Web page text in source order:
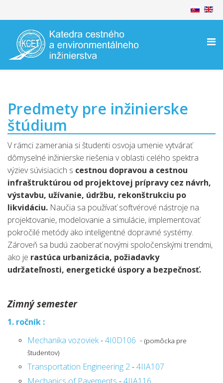
Predmety pre inžinierske
štúdium
V rámci zamerania si študenti osvoja umenie vytvárať
dômyselné inžinierske riešenia v oblasti celého spektra
výziev súvisiacich s cestnou dopravou a cestnou
infraštruktúrou od projektovej prípravy cez návrh,
výstavbu, užívanie, údržbu, rekonštrukciu po
likvidáciu. Naučia sa používať softvérové nástroje na
projektovanie, modelovanie a simulácie, implementovať
pokročilé metódy ako inteligentné dopravné systémy.
Zároveň sa budú zaoberať novými spoločenskými trendmi,
ako je rastúca urbanizácia, požiadavky
udržateľnosti, energetické úspory a bezpečnosť.
Zimný semester
1. ročník :
Mechanika vozoviek-4I0D106 - (pomôcka pre
študentov)
Transportation Engineering 2-4IIA107